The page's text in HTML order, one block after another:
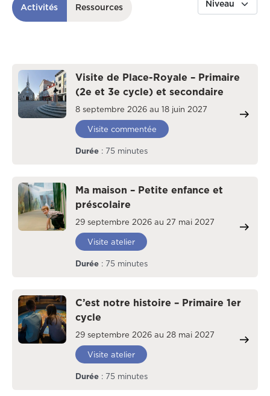
Activités Ressources
Visite de Place-Royale – Primaire
(2e et 3e cycle) et secondaire
8 septembre 2026 au 18 juin 2027
Visite commentée
Durée : 75 minutes
Ma maison – Petite enfance et
préscolaire
29 septembre 2026 au 27 mai 2027
Visite atelier
Durée : 75 minutes
C’est notre histoire – Primaire 1er
cycle
29 septembre 2026 au 28 mai 2027
Visite atelier
Durée : 75 minutes